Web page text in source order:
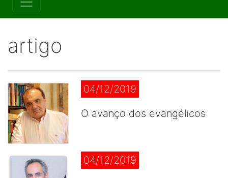
artigo
04/12/2019
O avanço dos evangélicos
04/12/2019